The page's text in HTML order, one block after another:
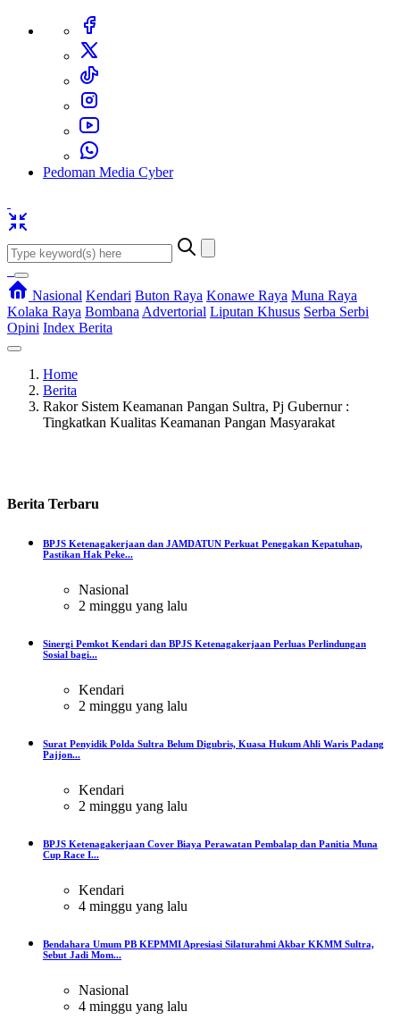
Pedoman Media Cyber
Nasional Kendari Buton Raya Konawe Raya Muna Raya
Kolaka Raya Bombana Advertorial Liputan Khusus Serba Serbi
Opini Index Berita
Home
Berita
Rakor Sistem Keamanan Pangan Sultra, Pj Gubernur :
Tingkatkan Kualitas Keamanan Pangan Masyarakat
Berita Terbaru
BPJS Ketenagakerjaan dan JAMDATUN Perkuat Penegakan Kepatuhan,
Pastikan Hak Peke...
Nasional
2 minggu yang lalu
Sinergi Pemkot Kendari dan BPJS Ketenagakerjaan Perluas Perlindungan
Sosial bagi...
Kendari
2 minggu yang lalu
Surat Penyidik Polda Sultra Belum Digubris, Kuasa Hukum Ahli Waris Padang
Pajjon...
Kendari
2 minggu yang lalu
BPJS Ketenagakerjaan Cover Biaya Perawatan Pembalap dan Panitia Muna
Cup Race I...
Kendari
4 minggu yang lalu
Bendahara Umum PB KEPMMI Apresiasi Silaturahmi Akbar KKMM Sultra,
Sebut Jadi Mom...
Nasional
4 minggu yang lalu